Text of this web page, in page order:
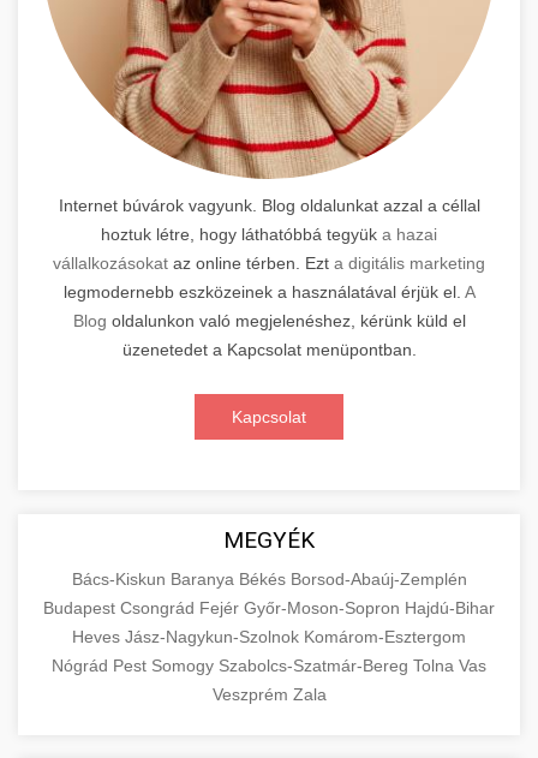
Internet búvárok vagyunk. Blog oldalunkat azzal a céllal
hoztuk létre, hogy láthatóbbá tegyük a hazai
vállalkozásokat az online térben. Ezt a digitális marketing
legmodernebb eszközeinek a használatával érjük el. A
Blog oldalunkon való megjelenéshez, kérünk küld el
üzenetedet a Kapcsolat menüpontban.
Kapcsolat
MEGYÉK
Bács-Kiskun Baranya Békés Borsod-Abaúj-Zemplén
Budapest Csongrád Fejér Győr-Moson-Sopron Hajdú-Bihar
Heves Jász-Nagykun-Szolnok Komárom-Esztergom
Nógrád Pest Somogy Szabolcs-Szatmár-Bereg Tolna Vas
Veszprém Zala